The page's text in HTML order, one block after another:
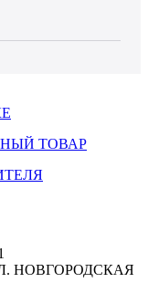
ТОВАР
НОВГОРОДСКАЯ